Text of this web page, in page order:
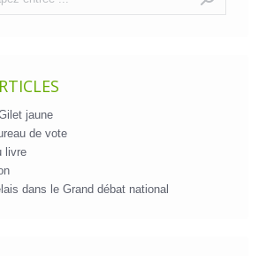
jaune
de vote
livre
dans le Grand débat national